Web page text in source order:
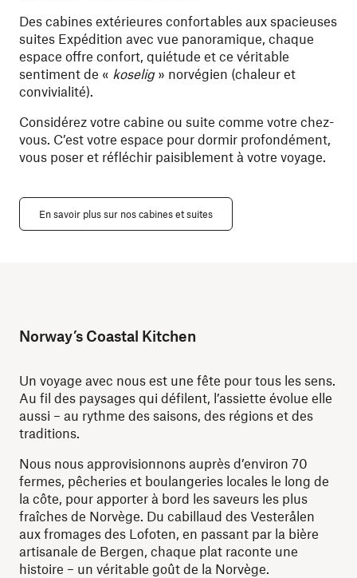
Des cabines extérieures confortables aux spacieuses
suites Expédition avec vue panoramique, chaque
espace offre confort, quiétude et ce véritable
sentiment de « koselig » norvégien (chaleur et
convivialité).
Considérez votre cabine ou suite comme votre chez-
vous. C’est votre espace pour dormir profondément,
vous poser et réfléchir paisiblement à votre voyage.
En savoir plus sur nos cabines et suites
Norway’s Coastal Kitchen
Un voyage avec nous est une fête pour tous les sens.
Au fil des paysages qui défilent, l’assiette évolue elle
aussi – au rythme des saisons, des régions et des
traditions.
Nous nous approvisionnons auprès d’environ 70
fermes, pêcheries et boulangeries locales le long de
la côte, pour apporter à bord les saveurs les plus
fraîches de Norvège. Du cabillaud des Vesterålen
aux fromages des Lofoten, en passant par la bière
artisanale de Bergen, chaque plat raconte une
histoire – un véritable goût de la Norvège.